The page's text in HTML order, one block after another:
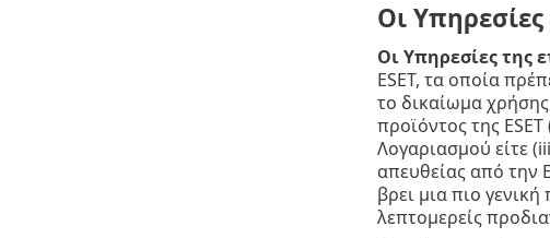
Οι Υπηρεσίες
Οι Υπηρεσίες της
ESET, τα οποία
το δικαίωμα
προϊόντος της
Λογαριασμού είτε
απευθείας από την
βρει μια πιο
λεπτομερείς